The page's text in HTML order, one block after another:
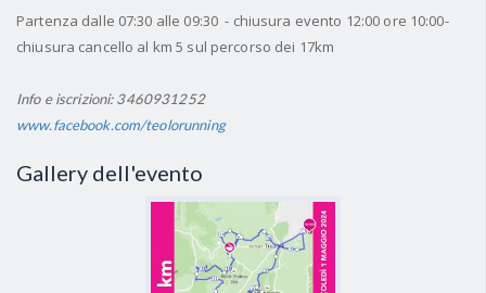
Partenza dalle 07:30 alle 09:30 - chiusura evento 12:00 ore 10:00-
chiusura cancello al km 5 sul percorso dei 17km
Info e iscrizioni: 3460931252
www.facebook.com/teolorunning
Gallery dell'evento